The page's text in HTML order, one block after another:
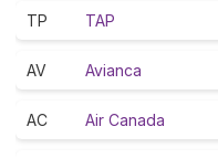
TP TAP
AV Avianca
AC Air Canada